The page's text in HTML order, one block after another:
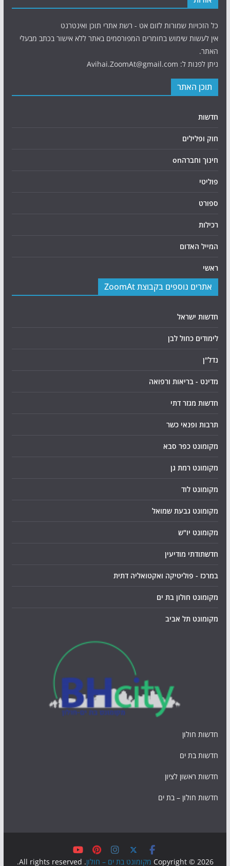
כל הזכויות שמורות לזום אט - רשת אתרי תוכן ואינטרנט
אין לעשות שימוש בחומרים המפורסמים באתר ללא אישור בכתב מבעלי
האתר.
ניתן לפנות ל: Avihai.ZoomAt@gmail.com
תוכן האתר
חדשות
חוק ופלילים
חינוך וחברהon
פוליטי
ספורט
רכילות
המייל האדום
ראשי
אתרים נוספים בקבוצת ZoomAt
חדשות ישראל
לימודים כחול לבן
נדל"ן
מדינט - בריאות ורפואה
חדשות מגזר דתי
תרבות ופנאי כשר
מקומונט כפר סבא
מקומונט רמת גן
מקומונט לוד
מקומונט גבעת שמואל
מקומונט יו"ש
חדשתודתי מודיעין
במרכז - פוליטיקה ואקטואליה דתית
מקומונט חולון בת ים
מקומונט תל אביב
חדשות חולון
חדשות בת ים
חדשות ראשון לציון
חדשות חולון – בת ים
Copyright © 2026 מקומונט בת ים – חולון. All rights reserved.